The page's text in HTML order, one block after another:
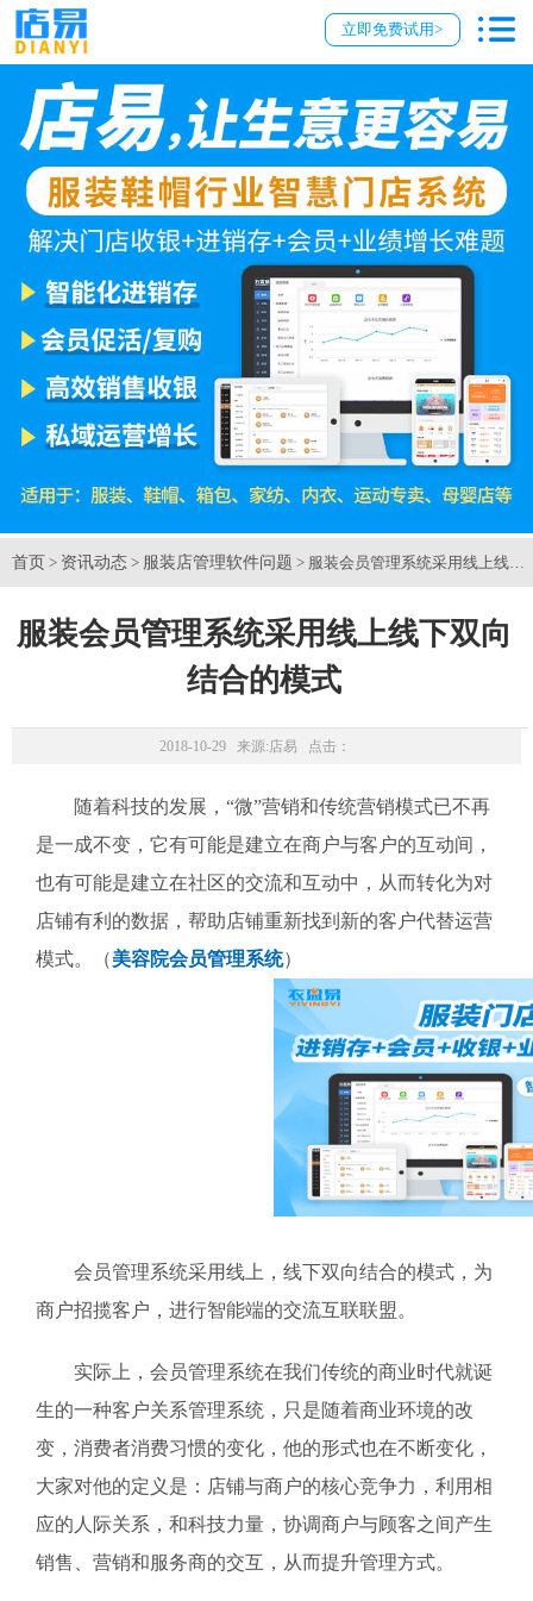
立即免费试用>
首页 > 资讯动态 > 服装店管理软件问题 > 服装会员管理系统采用线上线下
服装会员管理系统采用线上线下双向
结合的模式
2018-10-29 来源:店易 点击：
随着科技的发展，“微”营销和传统营销模式已不再
是一成不变，它有可能是建立在商户与客户的互动间，
也有可能是建立在社区的交流和互动中，从而转化为对
店铺有利的数据，帮助店铺重新找到新的客户代替运营
模式。（美容院会员管理系统）
会员管理系统采用线上，线下双向结合的模式，为
商户招揽客户，进行智能端的交流互联联盟。
实际上，会员管理系统在我们传统的商业时代就诞
生的一种客户关系管理系统，只是随着商业环境的改
变，消费者消费习惯的变化，他的形式也在不断变化，
大家对他的定义是：店铺与商户的核心竞争力，利用相
应的人际关系，和科技力量，协调商户与顾客之间产生
销售、营销和服务商的交互，从而提升管理方式。